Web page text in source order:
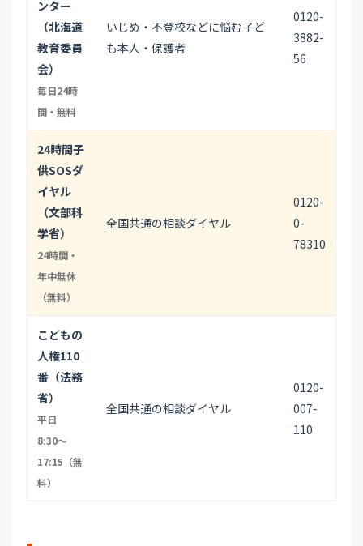
ンター
（北海道
教育委員
会）
毎日24時
間・無料
いじめ・不登校などに悩む子ど
も本人・保護者
0120-
3882-
56
24時間子
供SOSダ
イヤル
（文部科
学省）
24時間・
年中無休
（無料）
全国共通の相談ダイヤル
0120-
0-
78310
こどもの
人権110
番（法務
省）
平日
8:30〜
17:15（無
料）
全国共通の相談ダイヤル
0120-
007-
110